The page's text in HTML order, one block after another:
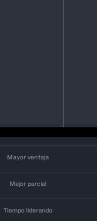
Mayor ventaja
Mejor parcial
Tiempo liderando